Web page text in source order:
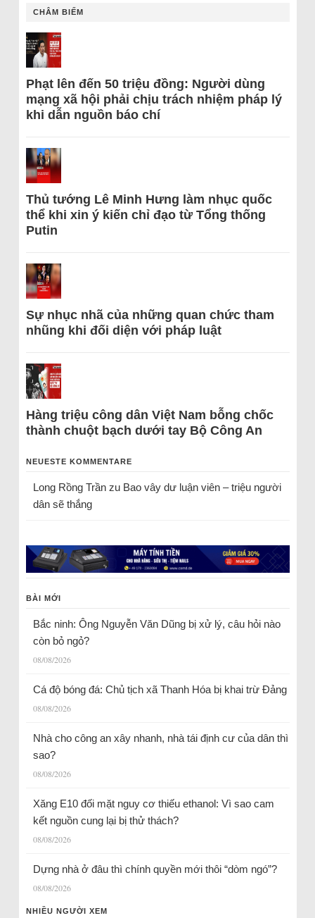
CHÂM BIẾM
Phạt lên đến 50 triệu đồng: Người dùng
mạng xã hội phải chịu trách nhiệm pháp lý
khi dẫn nguồn báo chí
Thủ tướng Lê Minh Hưng làm nhục quốc
thể khi xin ý kiến chỉ đạo từ Tổng thống
Putin
Sự nhục nhã của những quan chức tham
nhũng khi đối diện với pháp luật
Hàng triệu công dân Việt Nam bỗng chốc
thành chuột bạch dưới tay Bộ Công An
NEUESTE KOMMENTARE
Long Rồng Trầnzu Bao vây dư luận viên – triệu người
dân sẽ thắng
BÀI MỚI
Bắc ninh: Ông Nguyễn Văn Dũng bị xử lý, câu hỏi nào
còn bỏ ngỏ?
08/08/2026
Cá độ bóng đá: Chủ tịch xã Thanh Hóa bị khai trừ Đảng
08/08/2026
Nhà cho công an xây nhanh, nhà tái định cư của dân thì
sao?
08/08/2026
Xăng E10 đối mặt nguy cơ thiếu ethanol: Vì sao cam
kết nguồn cung lại bị thử thách?
08/08/2026
Dựng nhà ở đâu thì chính quyền mới thôi “dòm ngó”?
08/08/2026
NHIỀU NGƯỜI XEM